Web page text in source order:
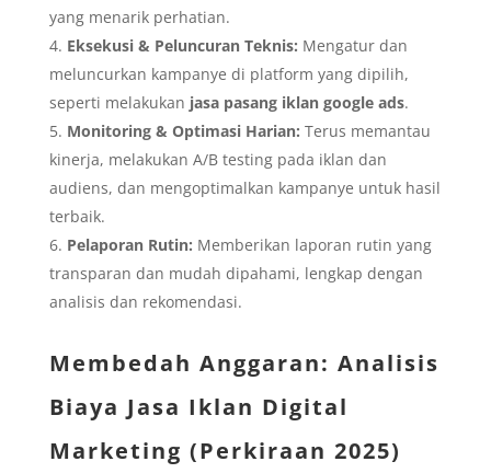
yang menarik perhatian.
Eksekusi & Peluncuran Teknis: Mengatur dan
meluncurkan kampanye di platform yang dipilih,
seperti melakukan jasa pasang iklan google ads.
Monitoring & Optimasi Harian: Terus memantau
kinerja, melakukan A/B testing pada iklan dan
audiens, dan mengoptimalkan kampanye untuk hasil
terbaik.
Pelaporan Rutin: Memberikan laporan rutin yang
transparan dan mudah dipahami, lengkap dengan
analisis dan rekomendasi.
Membedah Anggaran: Analisis
Biaya Jasa Iklan Digital
Marketing (Perkiraan 2025)